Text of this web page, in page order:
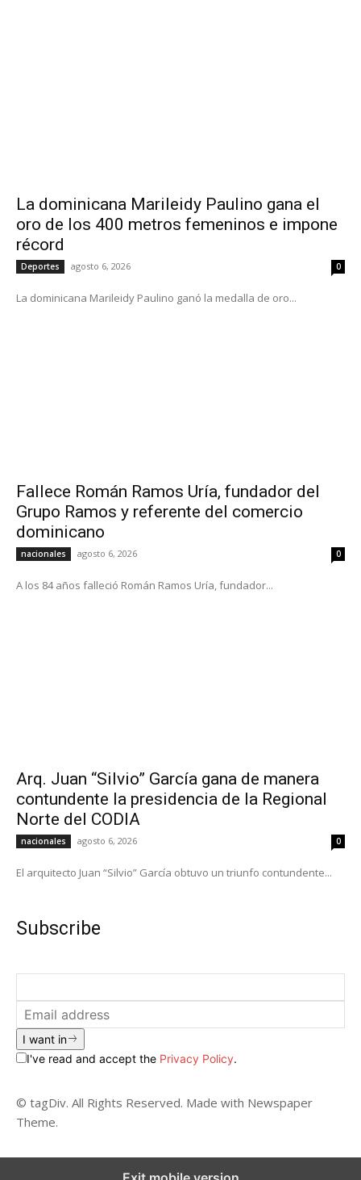
La dominicana Marileidy Paulino gana el
oro de los 400 metros femeninos e impone
récord
Deportes agosto 6, 2026 0
La dominicana Marileidy Paulino ganó la medalla de oro...
Fallece Román Ramos Uría, fundador del
Grupo Ramos y referente del comercio
dominicano
nacionales agosto 6, 2026 0
A los 84 años falleció Román Ramos Uría, fundador...
Arq. Juan “Silvio” García gana de manera
contundente la presidencia de la Regional
Norte del CODIA
nacionales agosto 6, 2026 0
El arquitecto Juan “Silvio” García obtuvo un triunfo contundente...
Subscribe
I want in
I've read and accept the Privacy Policy.
© tagDiv. All Rights Reserved. Made with Newspaper
Theme.